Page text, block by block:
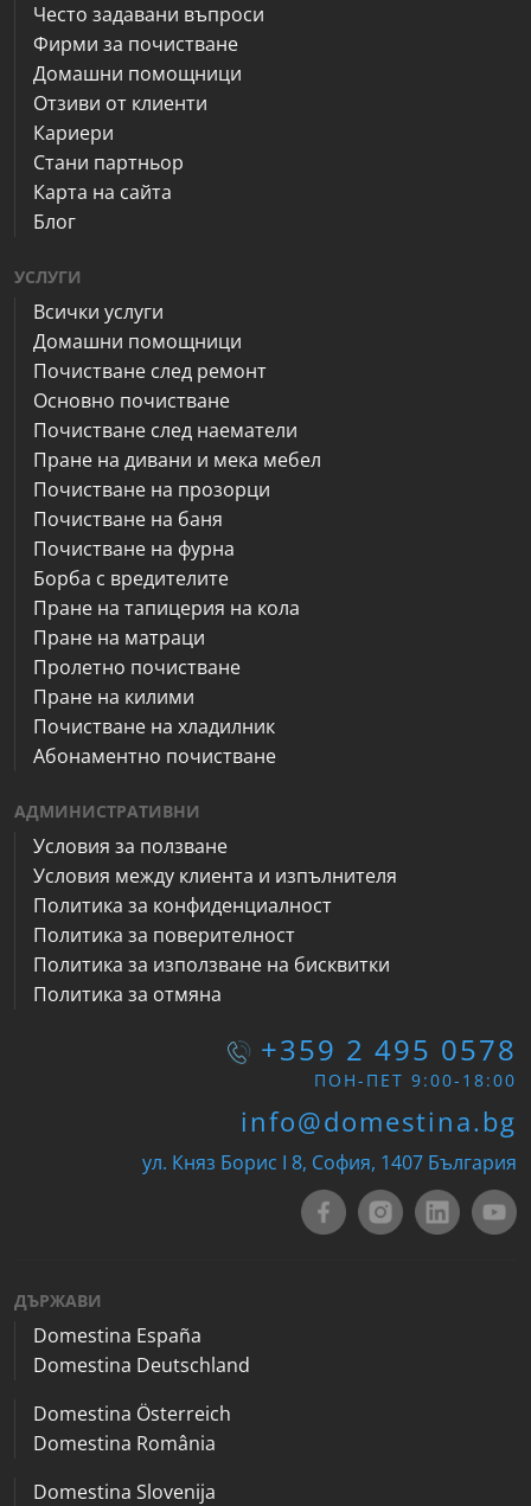
Често задавани въпроси
Фирми за почистване
Домашни помощници
Отзиви от клиенти
Кариери
Стани партньор
Карта на сайта
Блог
УСЛУГИ
Всички услуги
Домашни помощници
Почистване след ремонт
Основно почистване
Почистване след наематели
Пране на дивани и мека мебел
Почистване на прозорци
Почистване на баня
Почистване на фурна
Борба с вредителите
Пране на тапицерия на кола
Пране на матраци
Пролетно почистване
Пране на килими
Почистване на хладилник
Абонаментно почистване
АДМИНИСТРАТИВНИ
Условия за ползване
Условия между клиента и изпълнителя
Политика за конфиденциалност
Политика за поверителност
Политика за използване на бисквитки
Политика за отмяна
+359 2 495 0578
ПОН-ПЕТ 9:00-18:00
info@domestina.bg
ул. Княз Борис I 8, София, 1407 България
ДЪРЖАВИ
Domestina España
Domestina Deutschland
Domestina Österreich
Domestina România
Domestina Slovenija